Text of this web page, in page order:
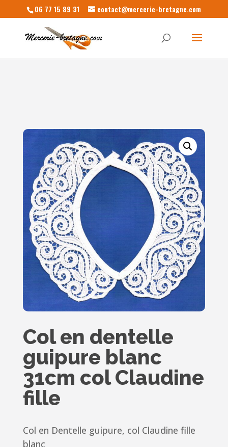
06 77 15 89 31 contact@mercerie-bretagne.com
Col en dentelle
guipure blanc
31cm col Claudine
fille
Col en Dentelle guipure, col Claudine fille
blanc